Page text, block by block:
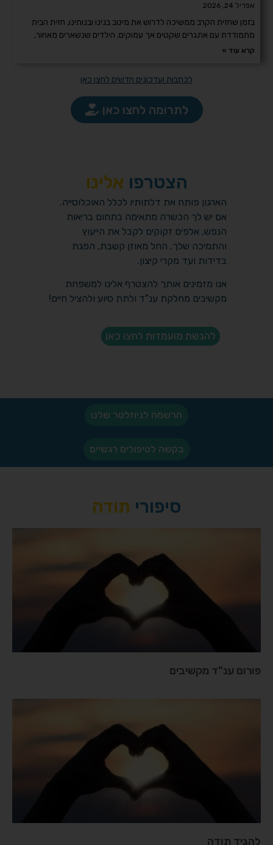
אפריל 24, 2026
בזמן שחזית הקרב ממשיכה לדרוש את מיטב בנינו ובנותינו, חזית הבית
מתמודדת עם אתגרים שקטים אך עמוקים. הילדים שנשארים מאחור,
קרא עוד »
לכתבות ועדכונים חדשים לחצו כאן
לתרומה לחצו כאן
הצטרפו אלינו
הארגון פותח את דלתותיו לכלל האוכלוסייה.
אם יש לך הכשרה מתאימה בתחום בריאות
הנפש, אלפים זקוקים לקבל את הייעוץ
והתמיכה שלך. החל מאוזן קשבת, הפגת
בדידות ועד מקרי קיצון.
אנו מזמינים אותך להצטרף אלינו למשפחת
מקשיבים מחלקת ענ"ד ולתת סיוע ולהציל חיים!
להגשת מועמדות לחצו כאן
הרשמה לניוזלטר שלנו
בקשה לטיפולים רגשיים
סיפורי תודה
פורום ענ"ד מקשיבים
להגיד תודה